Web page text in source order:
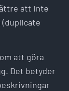
att inte
(duplicate
att göra
Det betyder